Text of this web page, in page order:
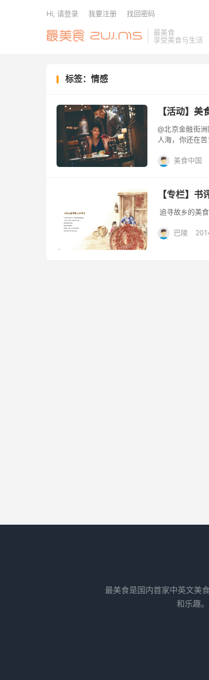
最美食
享受美食与生活
Hi, 请登录 我要注册 找回密码
标签：情感
【活动】
@北京金融街
人海，你还在
美食中国
【专栏】
追寻故乡
巴陵
最美食是国内首家中英文美
和乐趣